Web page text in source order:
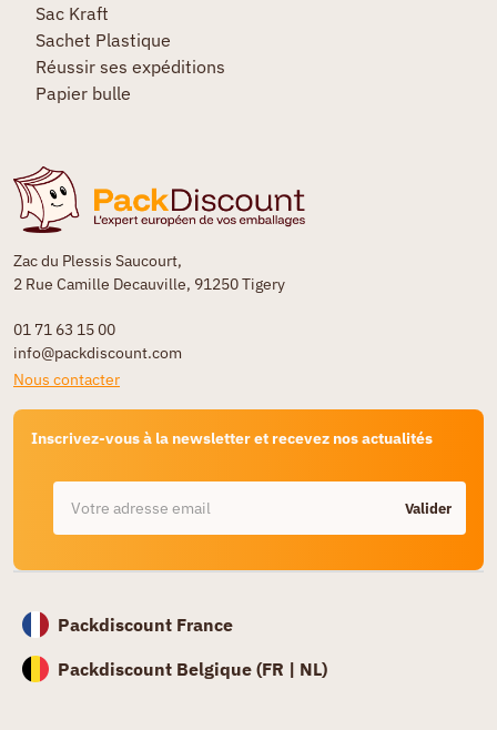
Zac du Plessis Saucourt,
2 Rue Camille Decauville, 91250 Tigery
01 71 63 15 00
info@packdiscount.com
Nous contacter
Inscrivez-vous à la newsletter et recevez nos actualités
Valider
Sac Kraft
Sachet Plastique
Réussir ses expéditions
Papier bulle
Packdiscount France
Packdiscount Belgique (FR | NL)